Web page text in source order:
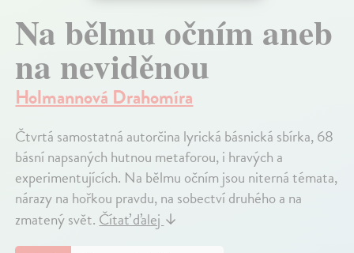
Na bělmu očním aneb
na neviděnou
Holmannová Drahomíra
Čtvrtá samostatná autorčina lyrická básnická sbírka, 68
básní napsaných hutnou metaforou, i hravých a
experimentujících. Na bělmu očním jsou niterná témata,
nárazy na hořkou pravdu, na sobectví druhého a na
zmatený svět.Čítať ďalej↓